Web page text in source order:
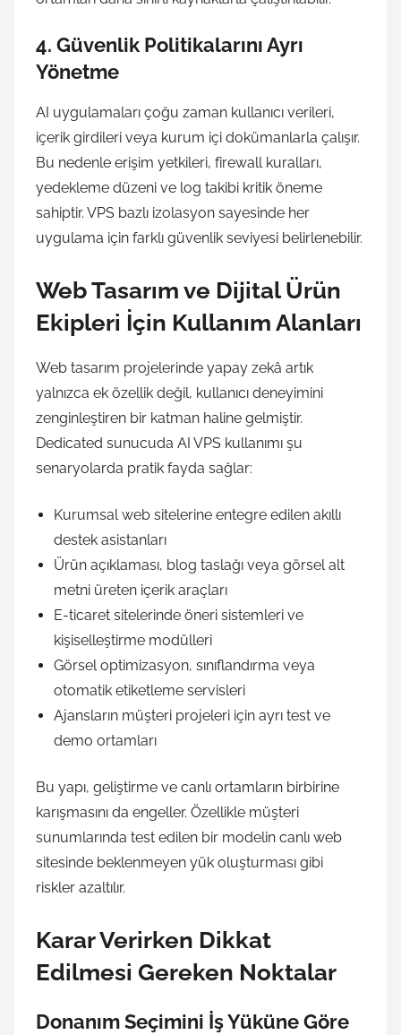
4. Güvenlik Politikalarını Ayrı
Yönetme
AI uygulamaları çoğu zaman kullanıcı verileri,
içerik girdileri veya kurum içi dokümanlarla çalışır.
Bu nedenle erişim yetkileri, firewall kuralları,
yedekleme düzeni ve log takibi kritik öneme
sahiptir. VPS bazlı izolasyon sayesinde her
uygulama için farklı güvenlik seviyesi belirlenebilir.
Web Tasarım ve Dijital Ürün
Ekipleri İçin Kullanım Alanları
Web tasarım projelerinde yapay zekâ artık
yalnızca ek özellik değil, kullanıcı deneyimini
zenginleştiren bir katman haline gelmiştir.
Dedicated sunucuda AI VPS kullanımı şu
senaryolarda pratik fayda sağlar:
Kurumsal web sitelerine entegre edilen akıllı
destek asistanları
Ürün açıklaması, blog taslağı veya görsel alt
metni üreten içerik araçları
E-ticaret sitelerinde öneri sistemleri ve
kişiselleştirme modülleri
Görsel optimizasyon, sınıflandırma veya
otomatik etiketleme servisleri
Ajansların müşteri projeleri için ayrı test ve
demo ortamları
Bu yapı, geliştirme ve canlı ortamların birbirine
karışmasını da engeller. Özellikle müşteri
sunumlarında test edilen bir modelin canlı web
sitesinde beklenmeyen yük oluşturması gibi
riskler azaltılır.
Karar Verirken Dikkat
Edilmesi Gereken Noktalar
Donanım Seçimini İş Yüküne Göre